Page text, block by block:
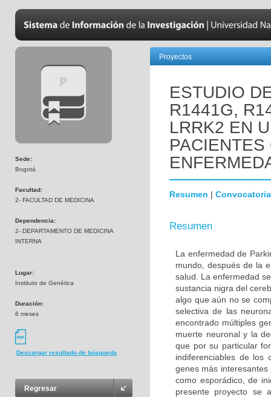
Sede:
Bogotá
Facultad:
2- FACULTAD DE MEDICINA
Dependencia:
2- DEPARTAMENTO DE MEDICINA
INTERNA
Lugar:
Instituto de Genética
Duración:
6 meses
Descargar resultado de búsqueda
Regresar
Proyectos
ESTUDIO
R1441G,
LRRK2 EN
Resumen | Convocatoria
Resumen
La enfermedad de
mundo, después de la
salud. La enfermedad
sustancia nigra del
algo que aún no se
selectiva de las
encontrado múltiples
muerte neuronal y la
que por su particular
indiferenciables de los
genes más
como esporádico, de
presente proyecto se